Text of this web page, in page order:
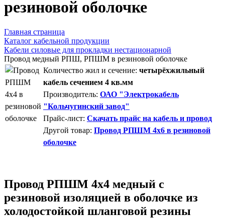
резиновой оболочке
Главная страница
Каталог кабельной продукции
Кабели силовые для прокладки нестационарной
Провод медный РПШ, РПШМ в резиновой оболочке
Количество жил и сечение: четырёхжильный
кабель сечением 4 кв.мм
Производитель: ОАО "Электрокабель
"Кольчугинский завод"
Прайс-лист: Скачать прайс на кабель и провод
Другой товар: Провод РПШМ 4x6 в резиновой
оболочке
Провод РПШМ 4х4 медный с
резиновой изоляцией в оболочке из
холодостойкой шланговой резины